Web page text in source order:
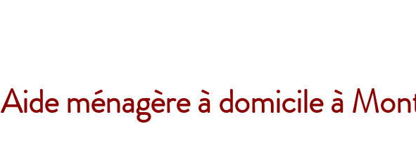
Aide ménagère à domicile à